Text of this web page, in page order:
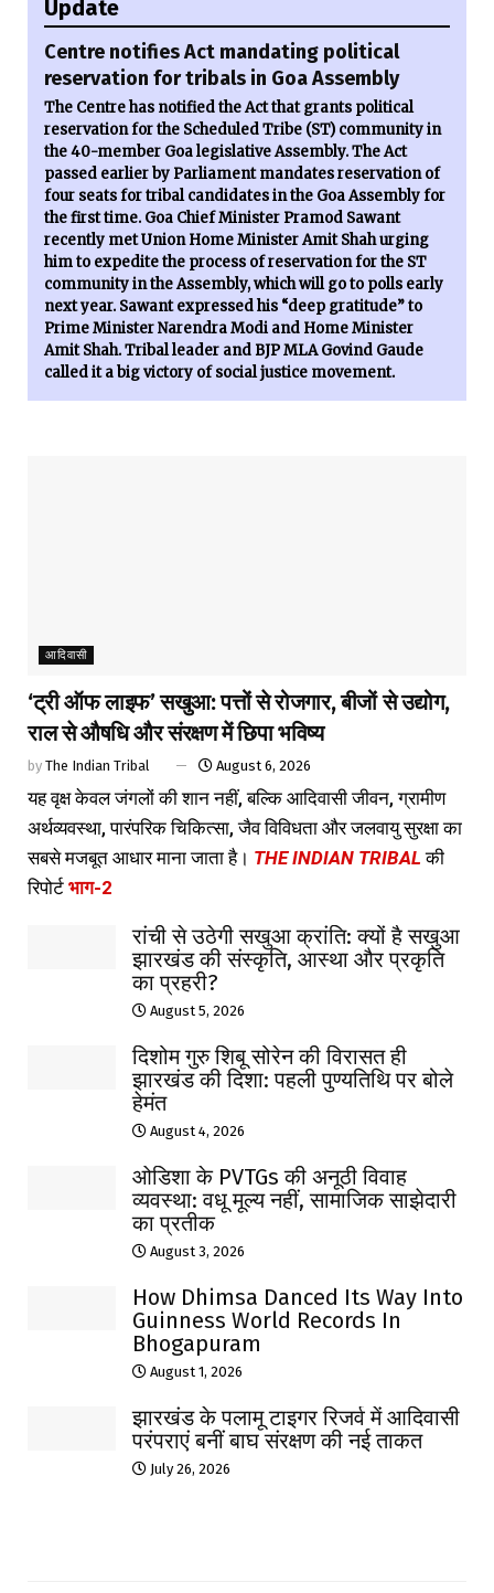
Update
Centre notifies Act mandating political
reservation for tribals in Goa Assembly
The Centre has notified the Act that grants political
reservation for the Scheduled Tribe (ST) community in
the 40-member Goa legislative Assembly. The Act
passed earlier by Parliament mandates reservation of
four seats for tribal candidates in the Goa Assembly for
the first time. Goa Chief Minister Pramod Sawant
recently met Union Home Minister Amit Shah urging
him to expedite the process of reservation for the ST
community in the Assembly, which will go to polls early
next year. Sawant expressed his “deep gratitude” to
Prime Minister Narendra Modi and Home Minister
Amit Shah. Tribal leader and BJP MLA Govind Gaude
called it a big victory of social justice movement.
आदिवासी
‘ट्री ऑफ लाइफ’ सखुआ: पत्तों से रोजगार, बीजों से उद्योग,
राल से औषधि और संरक्षण में छिपा भविष्य
by The Indian Tribal August 6, 2026
यह वृक्ष केवल जंगलों की शान नहीं, बल्कि आदिवासी जीवन, ग्रामीण
अर्थव्यवस्था, पारंपरिक चिकित्सा, जैव विविधता और जलवायु सुरक्षा का
सबसे मजबूत आधार माना जाता है। THE INDIAN TRIBAL की
रिपोर्ट भाग-2
रांची से उठेगी सखुआ क्रांति: क्यों है सखुआ
झारखंड की संस्कृति, आस्था और प्रकृति
का प्रहरी?
August 5, 2026
दिशोम गुरु शिबू सोरेन की विरासत ही
झारखंड की दिशा: पहली पुण्यतिथि पर बोले
हेमंत
August 4, 2026
ओडिशा के PVTGs की अनूठी विवाह
व्यवस्था: वधू मूल्य नहीं, सामाजिक साझेदारी
का प्रतीक
August 3, 2026
How Dhimsa Danced Its Way Into
Guinness World Records In
Bhogapuram
August 1, 2026
झारखंड के पलामू टाइगर रिजर्व में आदिवासी
परंपराएं बनीं बाघ संरक्षण की नई ताकत
July 26, 2026